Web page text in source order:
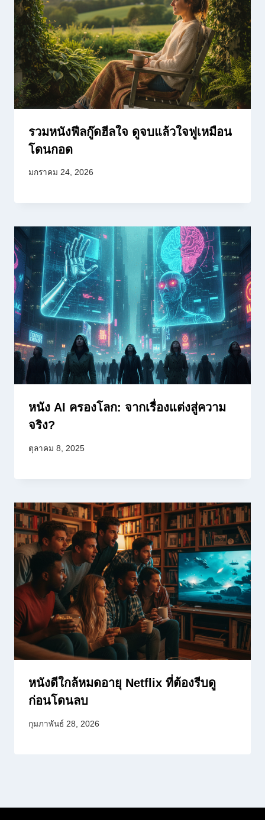
รวมหนังฟีลกู๊ดฮีลใจ ดูจบแล้วใจฟูเหมือน
โดนกอด
มกราคม 24, 2026
หนัง AI ครองโลก: จากเรื่องแต่งสู่ความ
จริง?
ตุลาคม 8, 2025
หนังดีใกล้หมดอายุ Netflix ที่ต้องรีบดู
ก่อนโดนลบ
กุมภาพันธ์ 28, 2026